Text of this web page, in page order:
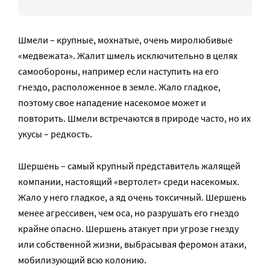
Шмели – крупные, мохнатые, очень миролюбивые
«медвежата». Жалит шмель исключительно в целях
самообороны, например если наступить на его
гнездо, расположенное в земле. Жало гладкое,
поэтому свое нападение насекомое может и
повторить. Шмели встречаются в природе часто, но их
укусы – редкость.
Шершень – самый крупный представитель жалящей
компании, настоящий «вертолет» среди насекомых.
Жало у него гладкое, а яд очень токсичный. Шершень
менее агрессивен, чем оса, но разрушать его гнездо
крайне опасно. Шершень атакует при угрозе гнезду
или собственной жизни, выбрасывая феромон атаки,
мобилизующий всю колонию.